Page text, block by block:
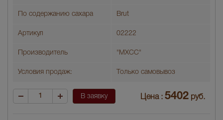
По содержанию сахара Brut
Артикул 02222
Производитель "МХСС"
Условия продаж: Только самовывоз
В заявку Цена : 5402 руб.